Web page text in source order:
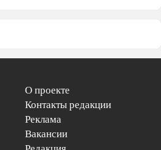
О проекте
Контакты редакции
Реклама
Вакансии